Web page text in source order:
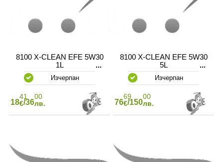
8100 X-CLEAN EFE 5W30
1L
Изчерпан
18
41
€/36
00
лв.
8100 X-CLEAN EFE 5W30
5L
Изчерпан
76
69
€/150
00
лв.